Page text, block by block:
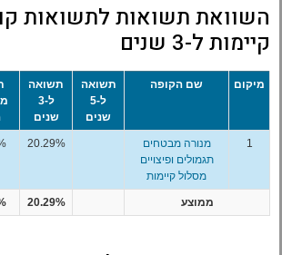
השוואת תשואות לתשואות
קיימות ל-3 שנים
מיקום שם הקופה
תשואה
ל-5
שנים
תשואה
ל-3
שנים
1
מנורה מבטחים
תגמולים ופיצויים
מסלול קיימות
20.29%
ממוצע 20.29%